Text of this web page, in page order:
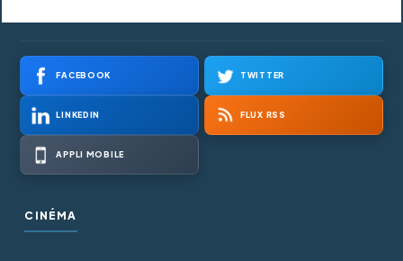
FACEBOOK TWITTER
LINKEDIN FLUX RSS
APPLI MOBILE
CINÉMA